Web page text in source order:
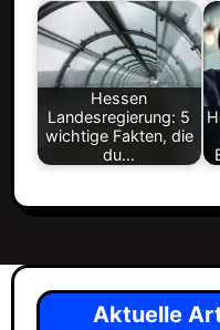
Hessen
Landesregierung: 5
wichtige Fakten, die
du…
Aktuelle